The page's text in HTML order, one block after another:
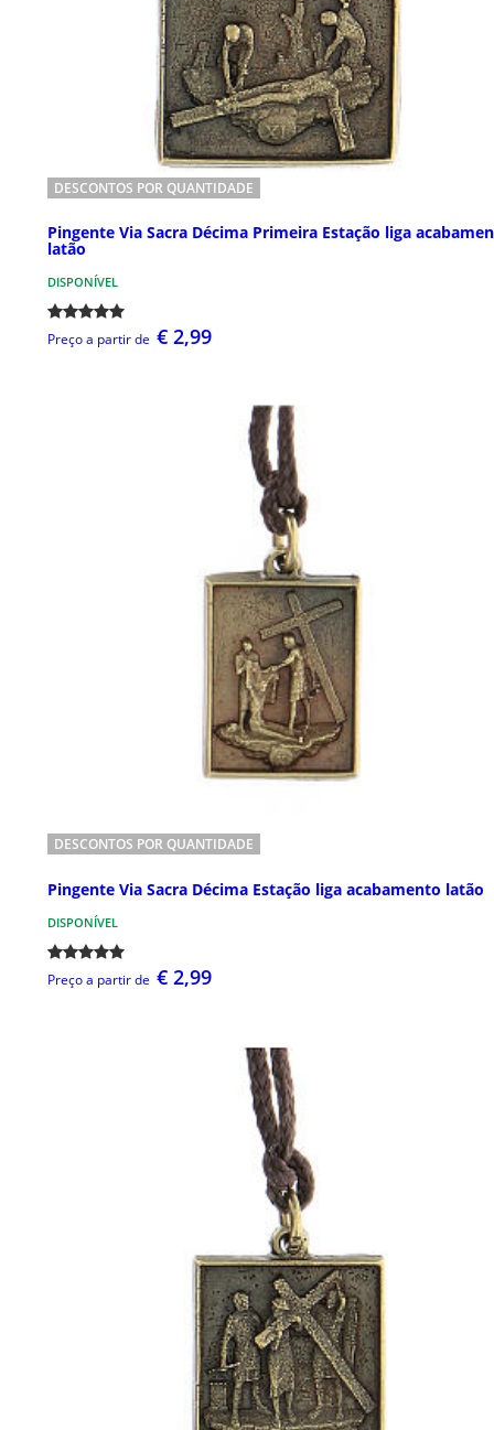
DESCONTOS POR QUANTIDADE
Pingente Via Sacra Décima Primeira Estação liga
latão
DISPONÍVEL
Preço a partir de € 2,99
DESCONTOS POR QUANTIDADE
Pingente Via Sacra Décima Estação liga acabamento latão
DISPONÍVEL
Preço a partir de € 2,99